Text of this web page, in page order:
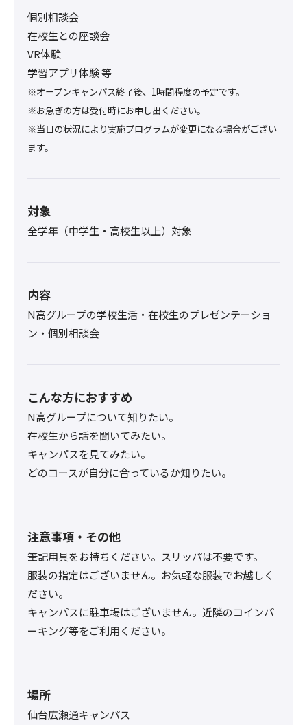
個別相談会
在校生との座談会
VR体験
学習アプリ体験 等
※オープンキャンパス終了後、1時間程度の予定です。
※お急ぎの方は受付時にお申し出ください。
※当日の状況により実施プログラムが変更になる場合がござい
ます。
対象
全学年（中学生・高校生以上）対象
内容
N高グループの学校生活・在校生のプレゼンテーショ
ン・個別相談会
こんな方におすすめ
N高グループについて知りたい。
在校生から話を聞いてみたい。
キャンパスを見てみたい。
どのコースが自分に合っているか知りたい。
注意事項・その他
筆記用具をお持ちください。スリッパは不要です。
服装の指定はございません。お気軽な服装でお越しく
ださい。
キャンパスに駐車場はございません。近隣のコインパ
ーキング等をご利用ください。
場所
仙台広瀬通キャンパス